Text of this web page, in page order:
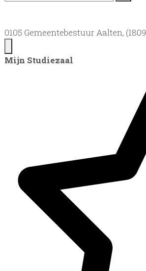
0105 Gemeentebestuur Aalten,
Mijn Studiezaal